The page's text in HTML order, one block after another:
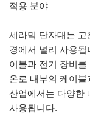
적용 분야
세라믹 단자대는
경에서 널리 사용
이블과 전기 장비
온로 내부의 케이
산업에서는 다양한
사용됩니다.